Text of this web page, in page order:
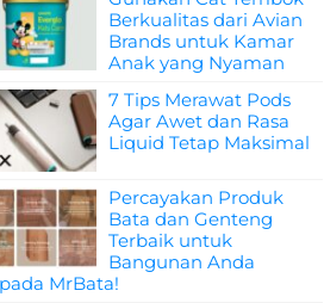
Berkualitas dari Avian
Brands untuk Kamar
Anak yang Nyaman
7 Tips Merawat Pods
Agar Awet dan Rasa
Liquid Tetap Maksimal
Percayakan Produk
Bata dan Genteng
Terbaik untuk
Bangunan Anda
MrBata!